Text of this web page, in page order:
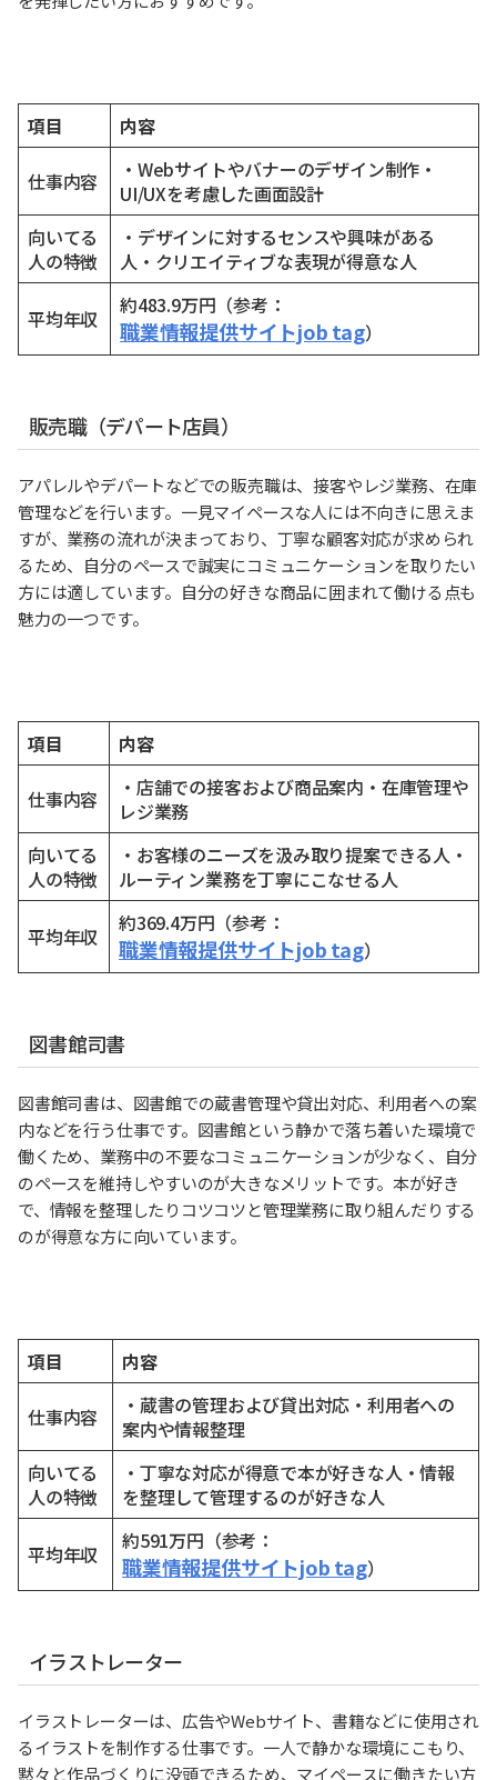
項目 内容
仕事内容
・Webサイトやバナーのデザイン制作・
UI/UXを考慮した画面設計
向いてる
人の特徴
・デザインに対するセンスや興味がある
人・クリエイティブな表現が得意な人
平均年収
約483.9万円（参考：
職業情報提供サイトjob tag）
販売職（デパート店員）
アパレルやデパートなどでの販売職は、接客やレジ業務、在庫
管理などを行います。一見マイペースな人には不向きに思えま
すが、業務の流れが決まっており、丁寧な顧客対応が求められ
るため、自分のペースで誠実にコミュニケーションを取りたい
方には適しています。自分の好きな商品に囲まれて働ける点も
魅力の一つです。
項目 内容
仕事内容
・店舗での接客および商品案内・在庫管理や
レジ業務
向いてる
人の特徴
・お客様のニーズを汲み取り提案できる人・
ルーティン業務を丁寧にこなせる人
平均年収
約369.4万円（参考：
職業情報提供サイトjob tag）
図書館司書
図書館司書は、図書館での蔵書管理や貸出対応、利用者への案
内などを行う仕事です。図書館という静かで落ち着いた環境で
働くため、業務中の不要なコミュニケーションが少なく、自分
のペースを維持しやすいのが大きなメリットです。本が好き
で、情報を整理したりコツコツと管理業務に取り組んだりする
のが得意な方に向いています。
項目 内容
仕事内容
・蔵書の管理および貸出対応・利用者への
案内や情報整理
向いてる
人の特徴
・丁寧な対応が得意で本が好きな人・情報
を整理して管理するのが好きな人
平均年収
約591万円（参考：
職業情報提供サイトjob tag）
イラストレーター
イラストレーターは、広告やWebサイト、書籍などに使用され
るイラストを制作する仕事です。一人で静かな環境にこもり、
黙々と作品づくりに没頭できるため、マイペースに働きたい方